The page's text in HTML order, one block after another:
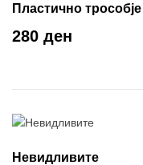
Пластично трособје
280 ден
Невидливите